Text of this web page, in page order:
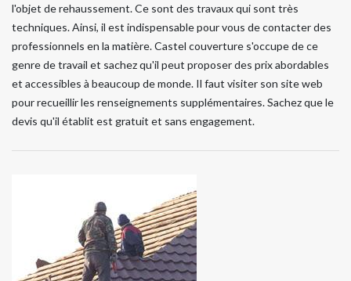
l'objet de rehaussement. Ce sont des travaux qui sont très
techniques. Ainsi, il est indispensable pour vous de contacter des
professionnels en la matière. Castel couverture s'occupe de ce
genre de travail et sachez qu'il peut proposer des prix abordables
et accessibles à beaucoup de monde. Il faut visiter son site web
pour recueillir les renseignements supplémentaires. Sachez que le
devis qu'il établit est gratuit et sans engagement.